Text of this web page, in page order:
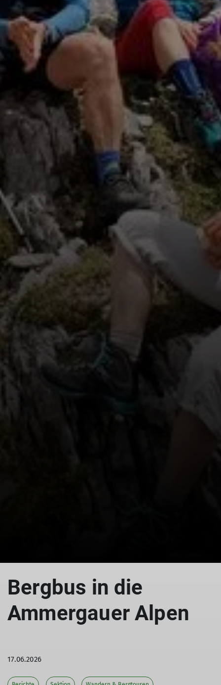
Bergbus in die
Ammergauer Alpen
17.06.2026